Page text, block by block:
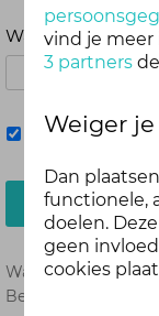
Wachtwoord
Mij onthouden
Wachtwoord
Ben je nog geen
vind je meer
3 partners
Weiger
Dan
functionele,
doelen.
geen
cookies